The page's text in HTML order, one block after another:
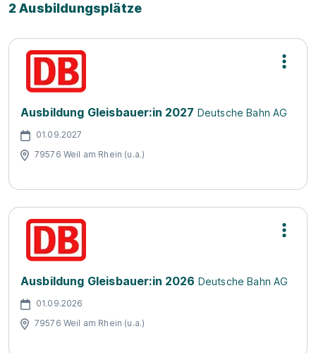
2 Ausbildungsplätze
Ausbildung Gleisbauer:in 2027 Deutsche Bahn AG
01.09.2027
79576 Weil am Rhein (u.a.)
Ausbildung Gleisbauer:in 2026 Deutsche Bahn AG
01.09.2026
79576 Weil am Rhein (u.a.)